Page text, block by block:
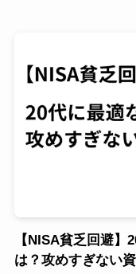
【NISA貧乏回避】
は？攻めすぎない